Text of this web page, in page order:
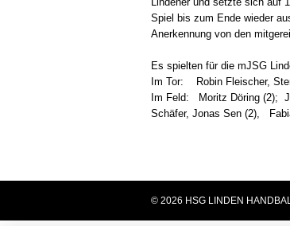
Spiel bis zum Ende wieder
Anerkennung von den
Es spielten für die mJSG
Im Tor: Robin Fleischer,
Im Feld: Moritz Döring (2);
Schäfer, Jonas Sen (2),
© 2026 HSG LINDEN